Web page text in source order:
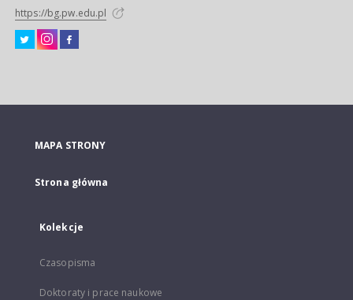
https://bg.pw.edu.pl
MAPA STRONY
Strona główna
Kolekcje
Czasopisma
Doktoraty i prace naukowe